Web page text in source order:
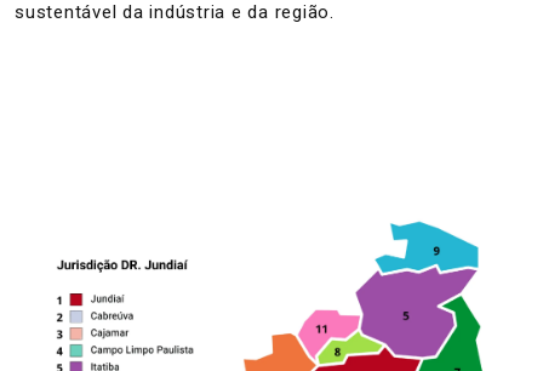
sustentável da indústria e da região.